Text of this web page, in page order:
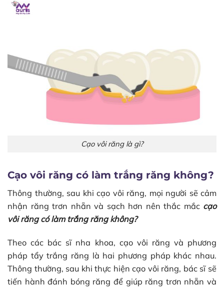
Cạo vôi răng là gì?
Cạo vôi răng có làm trắng răng không?
Thông thường, sau khi cạo vôi răng, mọi người sẽ cảm
nhận răng trơn nhẵn và sạch hơn nên thắc mắc cạo
vôi răng có làm trắng răng không?
Theo các bác sĩ nha khoa, cạo vôi răng và phương
pháp tẩy trắng răng là hai phương pháp khác nhau.
Thông thường, sau khi thực hiện cạo vôi răng, bác sĩ sẽ
tiến hành đánh bóng răng để giúp răng trơn nhẵn và